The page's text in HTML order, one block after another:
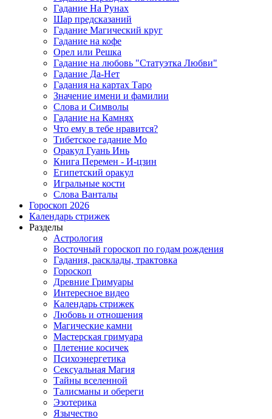
Гадание На Рунах
Шар предсказаний
Гадание Магический круг
Гадание на кофе
Орел или Решка
Гадание на любовь "Статуэтка Любви"
Гадание Да-Нет
Гадания на картах Таро
Значение имени и фамилии
Слова и Символы
Гадание на Камнях
Что ему в тебе нравится?
Тибетское гадание Мо
Оракул Гуань Инь
Книга Перемен - И-цзин
Египетский оракул
Игральные кости
Слова Ванталы
Гороскоп 2026
Календарь стрижек
Разделы
Астрология
Восточный гороскоп по годам рождения
Гадания, расклады, трактовка
Гороскоп
Древние Гримуары
Интересное видео
Календарь стрижек
Любовь и отношения
Магические камни
Мастерская гримуара
Плетение косичек
Психоэнергетика
Сексуальная Магия
Тайны вселенной
Талисманы и обереги
Эзотерика
Язычество